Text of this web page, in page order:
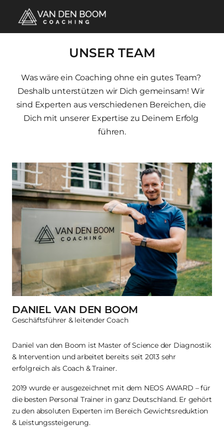
UNSER TEAM
Was wäre ein Coaching ohne ein gutes Team?
Deshalb unterstützen wir Dich gemeinsam! Wir
sind Experten aus verschiedenen Bereichen, die
Dich mit unserer Expertise zu Deinem Erfolg
führen.
DANIEL VAN DEN BOOM
Geschäftsführer & leitender Coach
Daniel van den Boom ist Master of Science der Diagnostik
& Intervention und arbeitet bereits seit 2013 sehr
erfolgreich als Coach & Trainer.
2019 wurde er ausgezeichnet mit dem NEOS AWARD – für
die besten Personal Trainer in ganz Deutschland. Er gehört
zu den absoluten Experten im Bereich Gewichtsreduktion
& Leistungssteigerung.